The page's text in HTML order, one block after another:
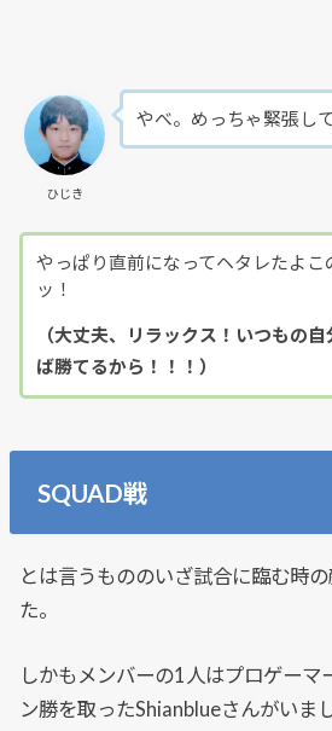
ひじき
やべ。めっちゃ緊張し
やっぱり直前になってヘタレたよこ
ッ！
（大丈夫、リラックス！いつもの
ば勝てるから！！！）
SQUAD戦
とは言うもののいざ試合に臨む時
た。
しかもメンバーの1人はプロゲーマ
ン勝を取ったShianblueさんがいま